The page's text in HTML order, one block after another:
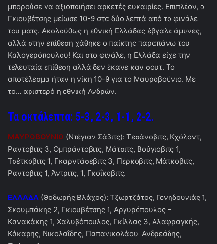
μπορούσε να αξιοποιήσει αρκετές ευκαιρίες. Επιπλέον, ο
Γκιουβέτσης μείωσε 10-9 στα δύο λεπτά από το φινάλε
του ματς. Ακολούθως η εθνική Ελλάδας έβγαλε άμυνες,
αλλά στην επίθεση χάθηκε ο παίκτης παραπάνω του
Καλογερόπουλου! Και στο φινάλε, η Ελλάδα είχε την
τελευταία επίθεση αλλά δεν έκανε καν σουτ. Το
αποτέλεσμα ήταν η νίκη 10-9 για το Μαυροβούνιο. Με
το… αριστερό η εθνική Ανδρών.
Τα οκτάλεπτα: 5-3, 2-3, 1-1, 2-2.
ΜΑΥΡΟΒΟΥΝΙΟ (Ντέγιαν Σάβιτς): Τεσάνοβιτς, Κχόλοντ,
Ράντοβιτς 3, Ομπράντοβιτς, Μάτσιτς, Βούγιοβιτς 1,
Τσέτκοβιτς 1, Γκαρντάσεβιτς 3, Πέρκοβιτς, Μάτκοβιτς,
Ράντοβιτς 1, Άντριτς, 1, Γκοΐκοβιτς.
ΕΛΛΑΔΑ (Θοδωρής Βλάχος): Τζωρτζάτος, Γενηδουνιάς 1,
Σκουμπάκης 2, Γκιουβέτσης 1, Αργυρόπουλος –
Κανακάκης 1, Χαλυβόπουλος, Γκίλλας 3, Αλαφραγκής,
Κάκαρης, Νικολαΐδης, Παπανικολάου, Ανδρεάδης,